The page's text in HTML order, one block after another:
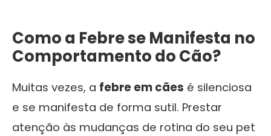
Como a Febre se Manifesta no
Comportamento do Cão?
Muitas vezes, a febre em cães é silenciosa
e se manifesta de forma sutil. Prestar
atenção às mudanças de rotina do seu pet